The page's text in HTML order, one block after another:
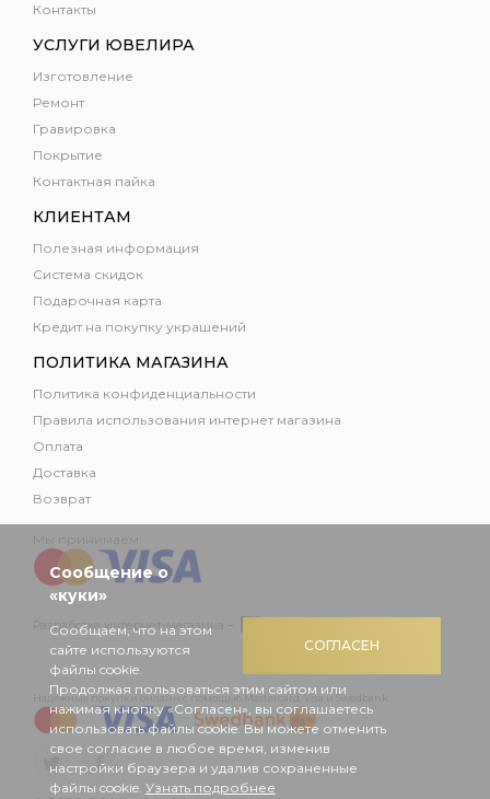
Контакты
УСЛУГИ ЮВЕЛИРА
Изготовление
Ремонт
Гравировка
Покрытие
Контактная пайка
КЛИЕНТАМ
Полезная информация
Система скидок
Подарочная карта
Кредит на покупку украшений
ПОЛИТИКА МАГАЗИНА
Политика конфиденциальности
Правила использования интернет магазина
Оплата
Доставка
Возврат
Разработка интернет-магазина –
Надежные покупки онлайн с помощью Mastercard, Visa и Swedbank
СОГЛАСЕН
Сообщение о
«куки»
Сообщаем, что на этом
сайте используются
файлы cookie.
Продолжая пользоваться этим сайтом или
нажимая кнопку «Согласен», вы соглашаетесь
использовать файлы cookie. Вы можете отменить
свое согласие в любое время, изменив
настройки браузера и удалив сохраненные
файлы cookie. Узнать подробнее